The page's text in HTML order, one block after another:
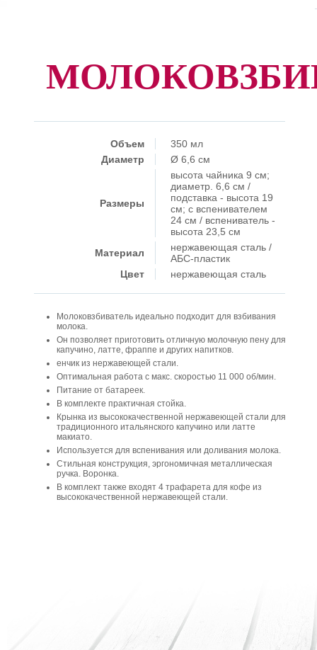
Объем
350 мл
Диаметр
Ø 6,6 см
Размеры
высота чайника 9 см;
диаметр. 6,6 см /
подставка - высота 19
см; с вспенивателем
24 см / вспениватель -
высота 23,5 см
Материал
нержавеющая сталь /
АБС-пластик
Цвет
нержавеющая сталь
Молоковзбиватель идеально подходит для взбивания
молока.
Он позволяет приготовить отличную молочную пену для
капучино, латте, фраппе и других напитков.
енчик из нержавеющей стали.
Оптимальная работа с макс. скоростью 11 000 об/мин.
Питание от батареек.
В комплекте практичная стойка.
Крынка из высококачественной нержавеющей стали для
традиционного итальянского капучино или латте
макиато.
Используется для вспенивания или доливания молока.
Стильная конструкция, эргономичная металлическая
ручка. Воронка.
В комплект также входят 4 трафарета для кофе из
высококачественной нержавеющей стали.